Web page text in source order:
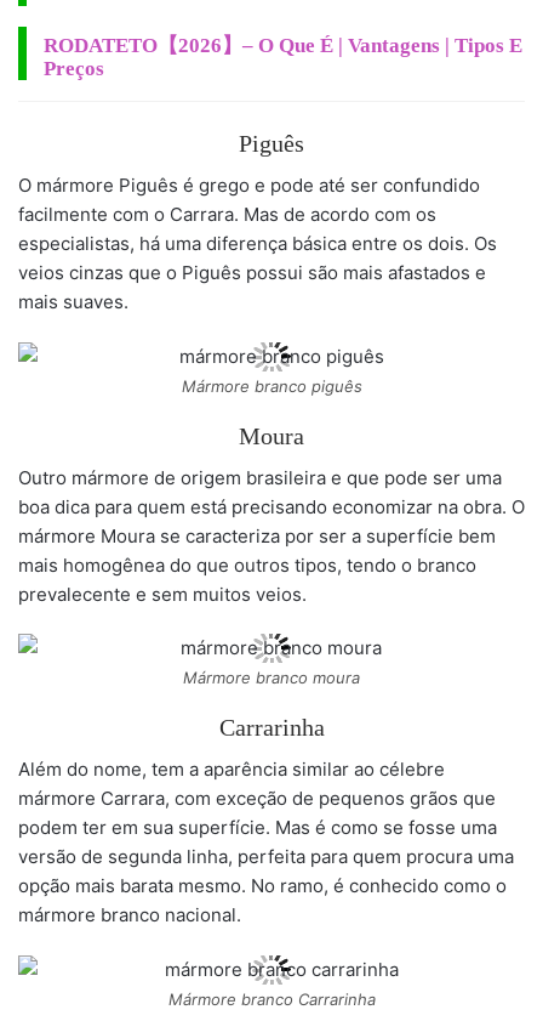
RODATETO【2026】– O Que É | Vantagens | Tipos E
Preços
Piguês
O mármore Piguês é grego e pode até ser confundido
facilmente com o Carrara. Mas de acordo com os
especialistas, há uma diferença básica entre os dois. Os
veios cinzas que o Piguês possui são mais afastados e
mais suaves.
Mármore branco piguês
Moura
Outro mármore de origem brasileira e que pode ser uma
boa dica para quem está precisando economizar na obra. O
mármore Moura se caracteriza por ser a superfície bem
mais homogênea do que outros tipos, tendo o branco
prevalecente e sem muitos veios.
Mármore branco moura
Carrarinha
Além do nome, tem a aparência similar ao célebre
mármore Carrara, com exceção de pequenos grãos que
podem ter em sua superfície. Mas é como se fosse uma
versão de segunda linha, perfeita para quem procura uma
opção mais barata mesmo. No ramo, é conhecido como o
mármore branco nacional.
Mármore branco Carrarinha